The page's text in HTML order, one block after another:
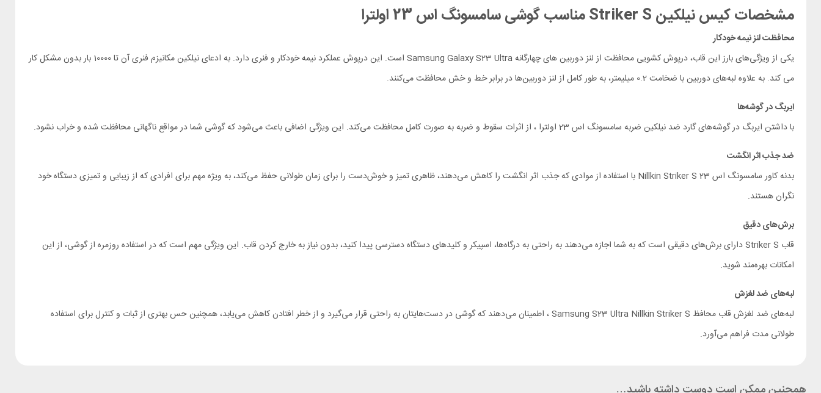
مشخصات کیس نیلکین مناسب گوشیسامسونگ اس 23 اولترا
محافظت لنز نیمه خودکار
یکی از ویژگی‌های بارز این قاب، درپوش کشویی محافظت از لنز دوربین های چهارگانه Samsung Galaxy S23 Ultra است. این درپوش عملکرد نیمه خودکار و فنری دارد. به ادعای نیلکین مکانیزم فنری آن تا 10000 بار بدون مشکل کار
می کند. به علاوه لبه‌های دوربین با ضخامت 0.2 میلیمتر، به طور کامل از لنز دوربین‌ها در برابر خط و خش محافظت می‌کنند.
ایربگ در گوشه‌ها
با داشتن ایربگ در گوشه‌های گارد ضد نیلکین ضربه سامسونگ اس 23 اولترا ، از اثرات سقوط و ضربه به صورت کامل محافظت می‌کند. این ویژگی اضافی باعث می‌شود که گوشی شما در مواقع ناگهانی محافظت شده و خراب نشود.
ضد جذب اثر انگشت
بدنه کاور سامسونگ اس 23 Nillkin Striker S با استفاده از موادی که جذب اثر انگشت را کاهش می‌دهند، ظاهری تمیز و خوش‌دست را برای زمان طولانی حفظ می‌کند، به ویژه مهم برای افرادی که از زیبایی و تمیزی دستگاه خود
نگران هستند.
برش‌های دقیق
قاب Striker S دارای برش‌های دقیقی است که به شما اجازه می‌دهند به راحتی به درگاه‌ها، اسپیکر و کلیدهای دستگاه دسترسی پیدا کنید، بدون نیاز به خارج کردن قاب. این ویژگی مهم است که در استفاده روزمره از گوشی، از این
امکانات بهره‌مند شوید.
لبه‌های ضد لغزش
لبه‌های ضد لغزش قاب محافظ Samsung S23 Ultra Nillkin Striker S ، اطمینان می‌دهند که گوشی در دست‌هایتان به راحتی قرار می‌گیرد و از خطر افتادن کاهش می‌یابد، همچنین حس بهتری از ثبات و کنترل برای استفاده
طولانی مدت فراهم می‌آورد.